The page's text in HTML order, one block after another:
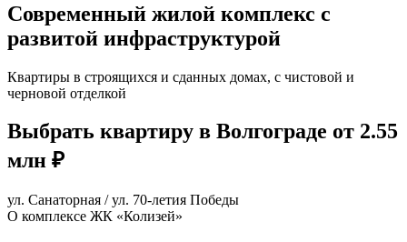
Современный жилой комплекс с
развитой инфраструктурой
Квартиры в строящихся и сданных домах, с чистовой и
черновой отделкой
Выбрать квартиру в Волгограде от 2.55
млн ₽
ул. Санаторная / ул. 70-летия Победы
О комплексе ЖК «Колизей»